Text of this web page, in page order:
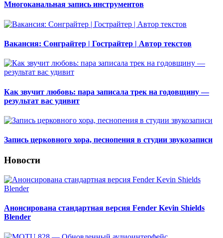
Многоканальная запись инструментов
Вакансия: Сонграйтер | Гострайтер | Автор текстов
Как звучит любовь: пара записала трек на годовщину —
результат вас удивит
Запись церковного хора, песнопения в студии звукозаписи
Новости
Анонсирована стандартная версия Fender Kevin Shields
Blender